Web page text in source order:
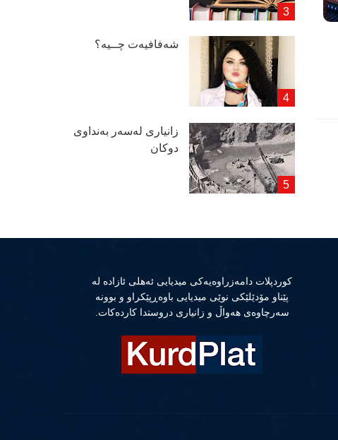
شەفافیەت چــیە؟
زانیاری لەسەر بەنداوی
دوكان
كوردپلات دامەزراوەیەكی میدیایی ئەهلی ئازادە لە
پێناو مۆدێلێكی نوێی میدیایی باوەڕپێكراو و بوونە
سەرچاوەی هەواڵ و زانیاری دروستدا كاردەكات.